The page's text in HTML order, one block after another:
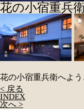
花の小宿重兵
花の小宿重兵衛へよう
< 戻る
INDEX
次へ >